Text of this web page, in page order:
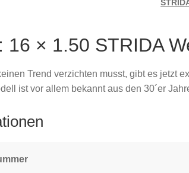
16 × 1.50 STRIDA
Trend verzichten musst, gibt es jetzt
ist vor allem bekannt aus den 30´er